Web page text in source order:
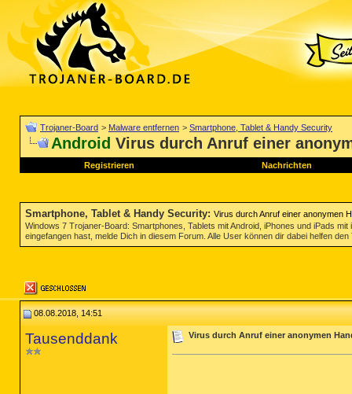
Trojaner-Board > Malware entfernen > Smartphone, Tablet & Handy Security
Android Virus durch Anruf einer
Registrieren Nachrichten
Smartphone, Tablet & Handy Security: Virus durch Anruf einer anonymen
Windows 7 Trojaner-Board: Smartphones, Tablets mit Android, iPhones und iPads
eingefangen hast, melde Dich in diesem Forum. Alle User können dir dabei helfen
08.08.2018, 14:51
Tausenddank Virus durch Anruf einer anonymen